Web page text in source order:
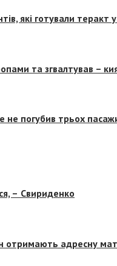
які готували теракт
та згвалтував –
не погубив трьох
– Свириденко
адресну